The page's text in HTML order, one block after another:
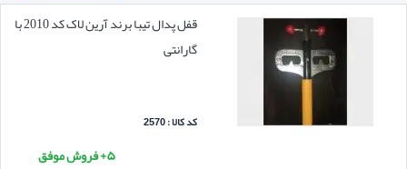
قفل پدال تیبا برند آرین لاک کد 2010 با
گارانتی
کد کالا : 2570
۵+ فروش موفق